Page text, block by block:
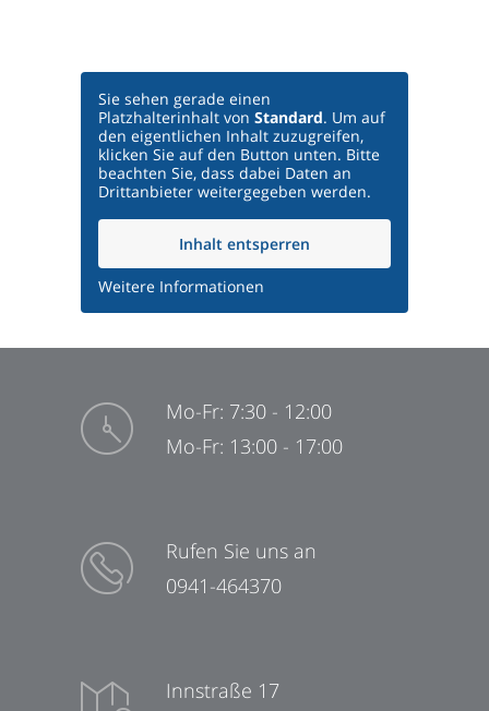
Sie sehen gerade einen
Platzhalterinhalt von Standard. Um auf
den eigentlichen Inhalt zuzugreifen,
klicken Sie auf den Button unten. Bitte
beachten Sie, dass dabei Daten an
Drittanbieter weitergegeben werden.
Inhalt entsperren
Weitere Informationen
Mo-Fr: 7:30 - 12:00
Mo-Fr: 13:00 - 17:00
Rufen Sie uns an
0941-464370
Innstraße 17